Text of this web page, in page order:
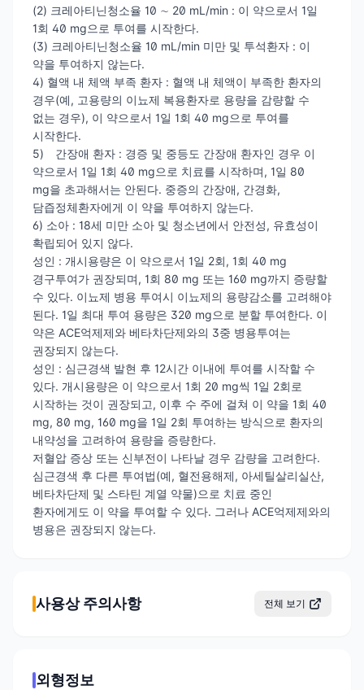
(2) 크레아티닌청소율 10 ∼ 20 mL/min : 이 약으로서 1일
1회 40 mg으로 투여를 시작한다.
(3) 크레아티닌청소율 10 mL/min 미만 및 투석환자 : 이
약을 투여하지 않는다.
4) 혈액 내 체액 부족 환자 : 혈액 내 체액이 부족한 환자의
경우(예, 고용량의 이뇨제 복용환자로 용량을 감량할 수
없는 경우), 이 약으로서 1일 1회 40 mg으로 투여를
시작한다.
5) 간장애 환자 : 경증 및 중등도 간장애 환자인 경우 이
약으로서 1일 1회 40 mg으로 치료를 시작하며, 1일 80
mg을 초과해서는 안된다. 중증의 간장애, 간경화,
담즙정체환자에게 이 약을 투여하지 않는다.
6) 소아 : 18세 미만 소아 및 청소년에서 안전성, 유효성이
확립되어 있지 않다.
성인 : 개시용량은 이 약으로서 1일 2회, 1회 40 mg
경구투여가 권장되며, 1회 80 mg 또는 160 mg까지 증량할
수 있다. 이뇨제 병용 투여시 이뇨제의 용량감소를 고려해야
된다. 1일 최대 투여 용량은 320 mg으로 분할 투여한다. 이
약은 ACE억제제와 베타차단제와의 3중 병용투여는
권장되지 않는다.
성인 : 심근경색 발현 후 12시간 이내에 투여를 시작할 수
있다. 개시용량은 이 약으로서 1회 20 mg씩 1일 2회로
시작하는 것이 권장되고, 이후 수 주에 걸쳐 이 약을 1회 40
mg, 80 mg, 160 mg을 1일 2회 투여하는 방식으로 환자의
내약성을 고려하여 용량을 증량한다.
저혈압 증상 또는 신부전이 나타날 경우 감량을 고려한다.
심근경색 후 다른 투여법(예, 혈전용해제, 아세틸살리실산,
베타차단제 및 스타틴 계열 약물)으로 치료 중인
환자에게도 이 약을 투여할 수 있다. 그러나 ACE억제제와의
병용은 권장되지 않는다.
사용상 주의사항 전체 보기
외형정보